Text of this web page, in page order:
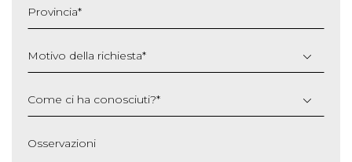
AAAA
Provincia*
Motivo della richiesta*
Come ci ha conosciuti?*
Osservazioni